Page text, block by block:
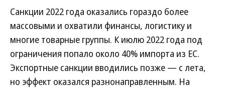
Санкции 2022 года оказались гораздо более
массовыми и охватили финансы, логистику и
многие товарные группы. К июлю 2022 года под
ограничения попало около 40% импорта из ЕС.
Экспортные санкции вводились позже — с лета,
но эффект оказался разнонаправленным. На